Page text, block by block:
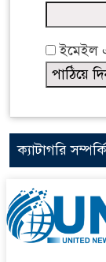
ইমেইল
ক্যাটাগরি